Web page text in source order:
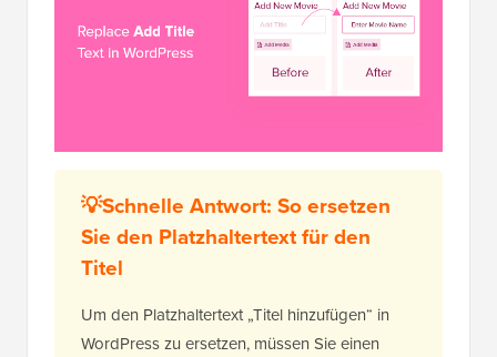
💡Schnelle Antwort: So ersetzen
Sie den Platzhaltertext für den
Titel
Um den Platzhaltertext „Titel hinzufügen“ in
WordPress zu ersetzen, müssen Sie einen